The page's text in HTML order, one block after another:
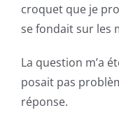
croquet que je
se fondait sur les
La question m’a
posait pas
réponse.